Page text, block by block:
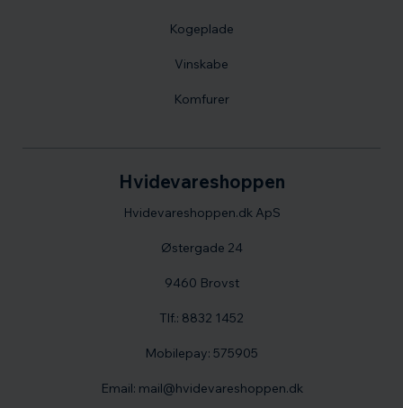
Hvidevareshoppen
Hvidevareshoppen.dk ApS
Østergade 24
9460 Brovst
Tlf.: 8832 1452
Mobilepay: 575905
Email: mail@hvidevareshoppen.dk
Kogeplade
Vinskabe
Komfurer